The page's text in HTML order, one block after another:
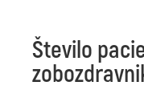
Število